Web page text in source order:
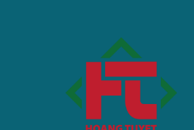
Bộ ảnh gỗ treo tường